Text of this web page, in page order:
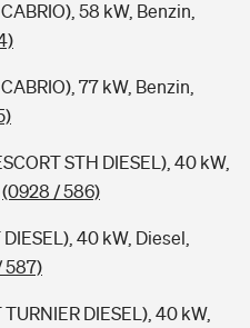
58 kW, Benzin,
77 kW, Benzin,
STH DIESEL), 40 kW,
(0928 / 586)
40 kW, Diesel,
587)
DIESEL), 40 kW,